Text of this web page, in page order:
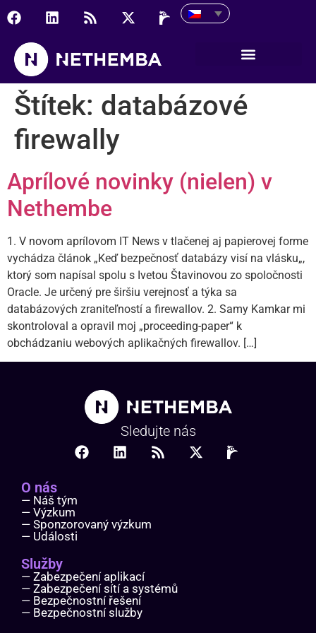
Štítek: databázové
firewally
Aprílové novinky (nielen) v
Nethembe
1. V novom aprílovom IT News v tlačenej aj papierovej forme
vychádza článok „Keď bezpečnosť databázy visí na vlásku„,
ktorý som napísal spolu s Ivetou Štavinovou zo spoločnosti
Oracle. Je určený pre širšiu verejnosť a týka sa
databázových zraniteľností a firewallov. 2. Samy Kamkar mi
skontroloval a opravil moj „proceeding-paper“ k
obchádzaniu webových aplikačných firewallov. […]
Sledujte nás
O nás
— Náš tým
— Výzkum
— Sponzorovaný výzkum
— Události
Služby
— Zabezpečení aplikací
— Zabezpečení sítí a systémů
— Bezpečnostní řešení
— Bezpečnostní služby